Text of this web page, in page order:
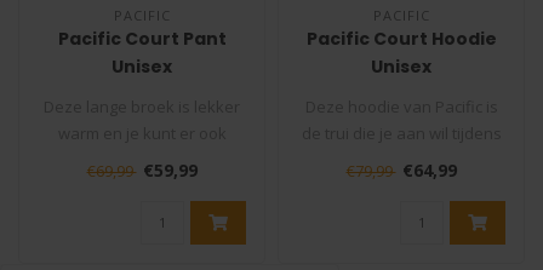
PACIFIC
Pacific Court Pant
Unisex
heerlijk in bewegen. Door
€69,99 €59,99
PACIFIC
Pacific Court Hoodie
Unisex
het trainen. Hij is wa..
€79,99 €64,99